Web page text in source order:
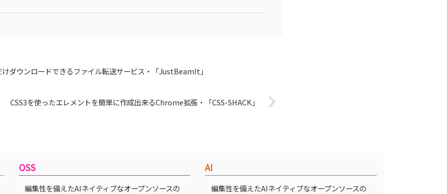
ダウンロードできるファイル転送サービス・「JustBeamIt」
CSS3を使ったエレメントを簡単に作成出来るChrome拡張・「CSS-SHACK」
OSS
編集性を備えたAIネイティブなオープンソースの
AI
編集性を備えたAIネイティブなオープンソースの